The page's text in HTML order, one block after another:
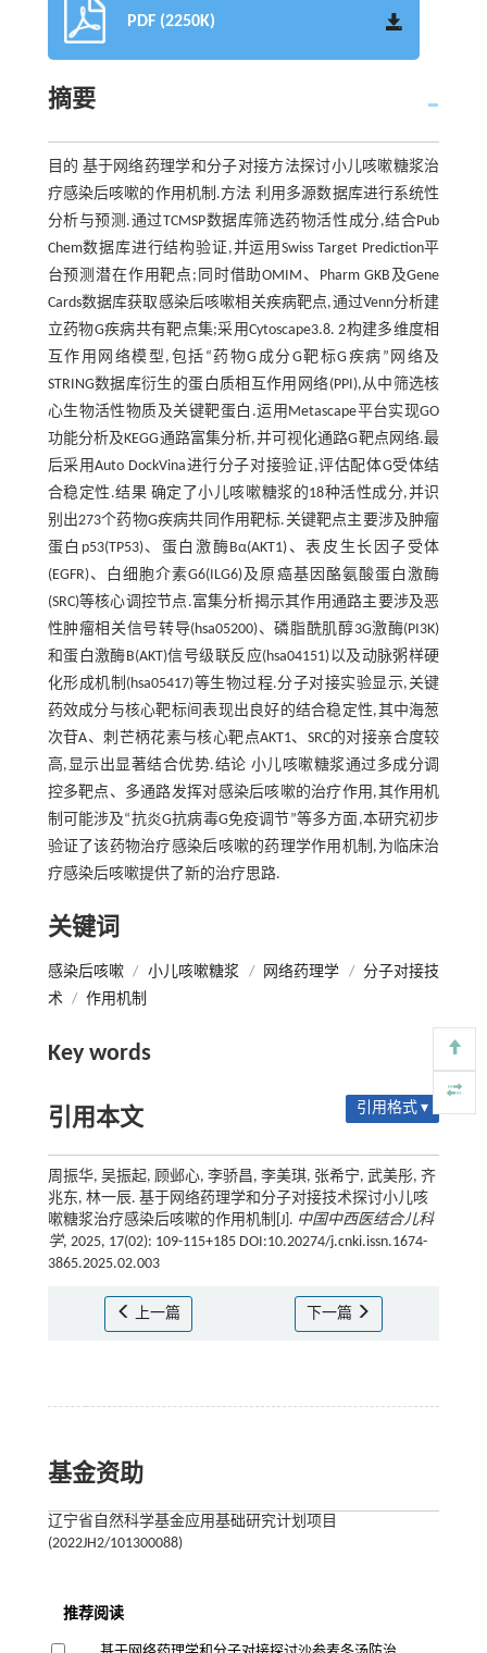
PDF (2250K)
摘要
目的 基于网络药理学和分子对接方法探讨小儿咳嗽糖浆治
疗感染后咳嗽的作用机制.方法 利用多源数据库进行系统性
分析与预测.通过TCMSP数据库筛选药物活性成分,结合Pub
Chem数据库进行结构验证,并运用Swiss Target Prediction平
台预测潜在作用靶点;同时借助OMIM、Pharm GKB及Gene
Cards数据库获取感染后咳嗽相关疾病靶点,通过Venn分析建
立药物G疾病共有靶点集;采用Cytoscape3.8. 2构建多维度相
互作用网络模型,包括“药物G成分G靶标G疾病”网络及
STRING数据库衍生的蛋白质相互作用网络(PPI),从中筛选核
心生物活性物质及关键靶蛋白.运用Metascape平台实现GO
功能分析及KEGG通路富集分析,并可视化通路G靶点网络.最
后采用Auto DockVina进行分子对接验证,评估配体G受体结
合稳定性.结果 确定了小儿咳嗽糖浆的18种活性成分,并识
别出273个药物G疾病共同作用靶标.关键靶点主要涉及肿瘤
蛋白p53(TP53)、蛋白激酶Bα(AKT1)、表皮生长因子受体
(EGFR)、白细胞介素G6(ILG6)及原癌基因酪氨酸蛋白激酶
(SRC)等核心调控节点.富集分析揭示其作用通路主要涉及恶
性肿瘤相关信号转导(hsa05200)、磷脂酰肌醇3G激酶(PI3K)
和蛋白激酶B(AKT)信号级联反应(hsa04151)以及动脉粥样硬
化形成机制(hsa05417)等生物过程.分子对接实验显示,关键
药效成分与核心靶标间表现出良好的结合稳定性,其中海葱
次苷A、刺芒柄花素与核心靶点AKT1、SRC的对接亲合度较
高,显示出显著结合优势.结论 小儿咳嗽糖浆通过多成分调
控多靶点、多通路发挥对感染后咳嗽的治疗作用,其作用机
制可能涉及“抗炎G抗病毒G免疫调节”等多方面,本研究初步
验证了该药物治疗感染后咳嗽的药理学作用机制,为临床治
疗感染后咳嗽提供了新的治疗思路.
关键词
感染后咳嗽 / 小儿咳嗽糖浆 / 网络药理学 / 分子对接技
术 / 作用机制
Key words
引用本文 引用格式 ▾
周振华, 吴振起, 顾邺心, 李骄昌, 李美琪, 张希宁, 武美彤, 齐
兆东, 林一辰. 基于网络药理学和分子对接技术探讨小儿咳
嗽糖浆治疗感染后咳嗽的作用机制[J]. 中国中西医结合儿科
学, 2025, 17(02): 109-115+185 DOI:10.20274/j.cnki.issn.1674-
3865.2025.02.003
上一篇 下一篇
基金资助
辽宁省自然科学基金应用基础研究计划项目
(2022JH2/101300088)